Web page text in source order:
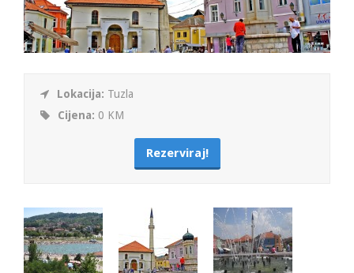
Lokacija: Tuzla
Cijena: 0 KM
Rezerviraj!